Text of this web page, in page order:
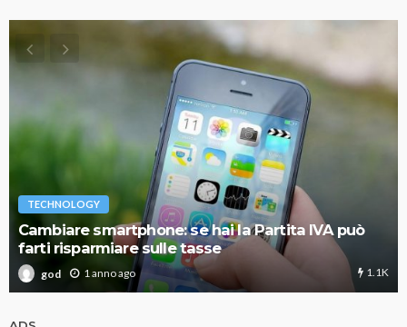
TECHNOLOGY
Cambiare smartphone: se hai la Partita IVA può
farti risparmiare sulle tasse
god 1 anno ago 1.1K